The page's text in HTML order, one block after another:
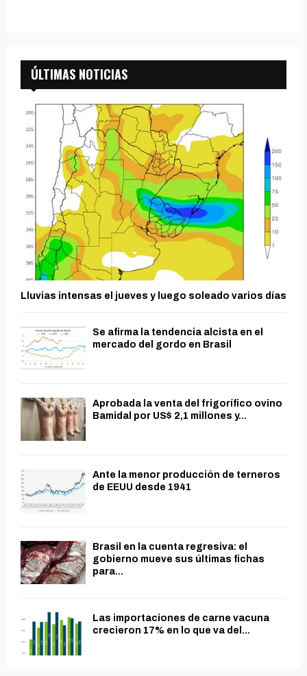
ÚLTIMAS NOTICIAS
Lluvias intensas el jueves y luego soleado varios días
Se afirma la tendencia alcista en el
mercado del gordo en Brasil
Aprobada la venta del frigorífico ovino
Bamidal por US$ 2,1 millones y...
Ante la menor producción de terneros
de EEUU desde 1941
Brasil en la cuenta regresiva: el
gobierno mueve sus últimas fichas
para...
Las importaciones de carne vacuna
crecieron 17% en lo que va del...